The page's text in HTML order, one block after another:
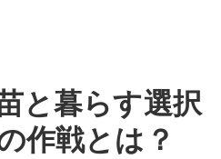
と暮らす選択
作戦とは？